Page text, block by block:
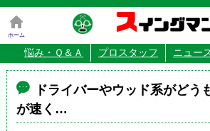
スイングマ
ホーム
悩み・Ｑ＆Ａ プロスタッフ ニュー
ドライバーやウッド系がどう
が速く…